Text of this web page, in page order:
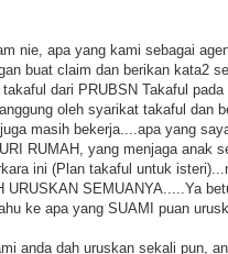
nie, apa yang kami sebagai
buat claim dan berikan kata2
dari PRUBSN Takaful
oleh syarikat takaful dan
masih bekerja....apa yang
RUMAH, yang menjaga anak
ini (Plan takaful untuk
URUSKAN SEMUANYA.....Ya
ke apa yang SUAMI puan
anda dah uruskan sekali pun,